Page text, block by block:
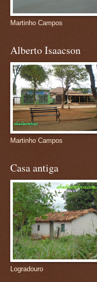
Martinho Campos
Alberto Isaacson
Martinho Campos
Casa antiga
Logradouro